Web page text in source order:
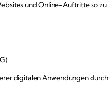
und Online-Auftritte so zu
digitalen Anwendungen durch: